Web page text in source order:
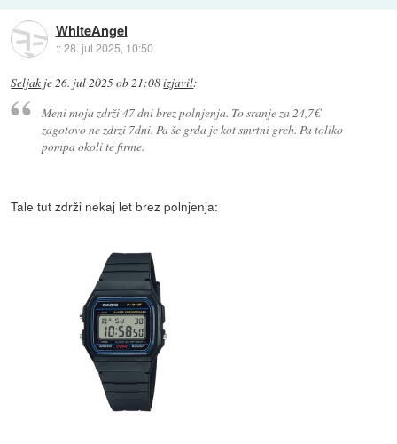
WhiteAngel
::28. jul 2025, 10:50
Seljak je26. jul 2025 ob 21:08izjavil:
Meni moja zdrži 47 dni brez polnjenja. To sranje za 24,7€
zagotovo ne zdrzi 7dni. Pa še grda je kot smrtni greh. Pa toliko
pompa okoli te firme.
Tale tut zdrži nekaj let brez polnjenja: